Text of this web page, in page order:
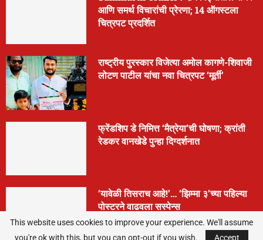
आणि समर्थ विचारांची प्रेरणा; 14 ऑगस्टला
चित्रपट प्रदर्शित
राष्ट्रीय पुरस्कार विजेत्या अमोल कागणे-शिवाजी
लोटण पाटील यांचा नवा चित्रपट ‘मूर्ती’
फ्रेंडशिप डे निमित्त ‘मैत्रेया’ची घोषणा; क्रांती
रेडकर वानखेडे पुन्हा दिग्दर्शनात
‘यावेळी तिसराच आहे!’… ‘झिम्मा ३’च्या पहिल्या
पोस्टरने वाढवला सस्पेन्स
This website uses cookies to improve your experience. We'll assume
you're ok with this, but you can opt-out if you wish.
Accept